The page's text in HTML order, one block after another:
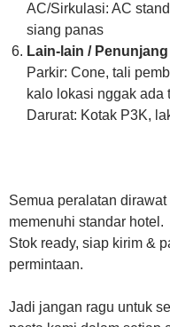
AC/Sirkulasi: AC
siang panas
Lain-lain / Penunjang
Parkir: Cone, tali
kalo lokasi nggak ada
Darurat: Kotak P3K,
Semua peralatan
memenuhi standar hotel.
Stok ready, siap kirim &
permintaan.
Jadi jangan ragu untuk